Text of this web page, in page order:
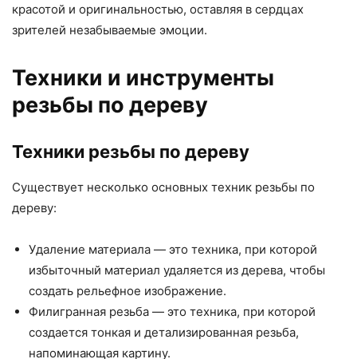
красотой и оригинальностью, оставляя в сердцах
зрителей незабываемые эмоции.
Техники и инструменты
резьбы по дереву
Техники резьбы по дереву
Существует несколько основных техник резьбы по
дереву:
Удаление материала — это техника, при которой
избыточный материал удаляется из дерева, чтобы
создать рельефное изображение.
Филигранная резьба — это техника, при которой
создается тонкая и детализированная резьба,
напоминающая картину.